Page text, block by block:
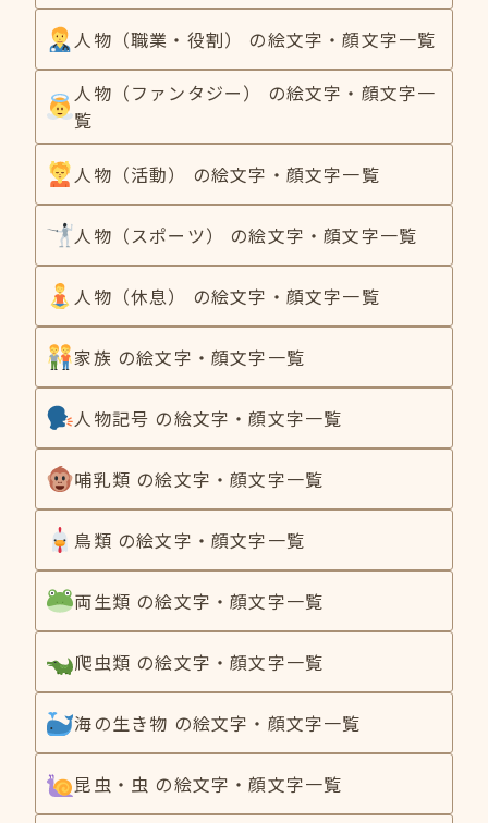
人物（職業・役割） の絵文字・顔文字一覧
人物（ファンタジー） の絵文字・顔文字一
覧
人物（活動） の絵文字・顔文字一覧
人物（スポーツ） の絵文字・顔文字一覧
人物（休息） の絵文字・顔文字一覧
家族 の絵文字・顔文字一覧
人物記号 の絵文字・顔文字一覧
哺乳類 の絵文字・顔文字一覧
鳥類 の絵文字・顔文字一覧
両生類 の絵文字・顔文字一覧
爬虫類 の絵文字・顔文字一覧
海の生き物 の絵文字・顔文字一覧
昆虫・虫 の絵文字・顔文字一覧